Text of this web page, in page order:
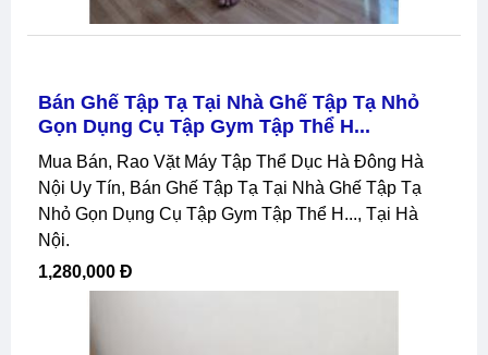
Bán Ghế Tập Tạ Tại Nhà Ghế Tập Tạ Nhỏ
Gọn Dụng Cụ Tập Gym Tập Thể H...
Mua Bán, Rao Vặt Máy Tập Thể Dục Hà Đông Hà
Nội Uy Tín, Bán Ghế Tập Tạ Tại Nhà Ghế Tập Tạ
Nhỏ Gọn Dụng Cụ Tập Gym Tập Thể H..., Tại Hà
Nội.
1,280,000 Đ